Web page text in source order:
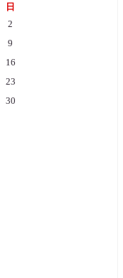
日
2
9
16
23
30